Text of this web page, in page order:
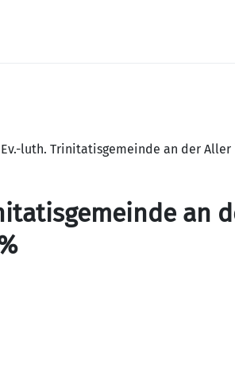
luth. Trinitatisgemeinde an der Aller
an